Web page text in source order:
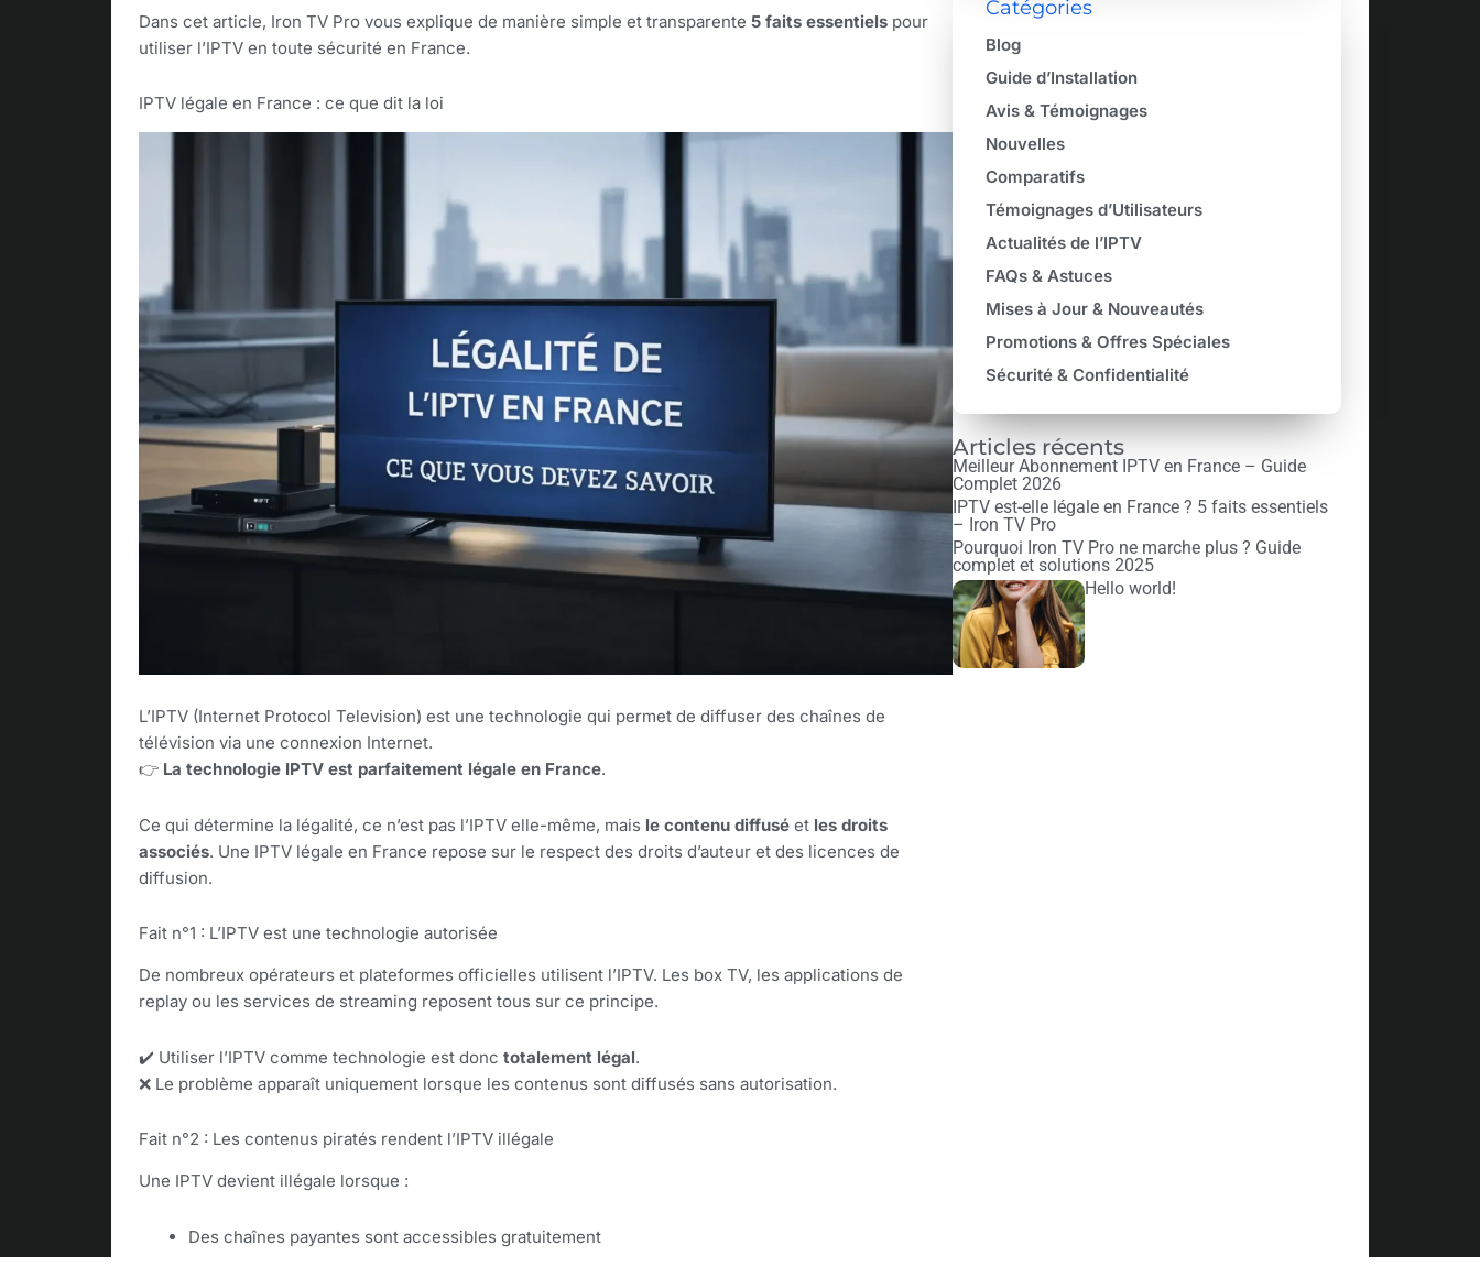
Dans cet article, Iron TV Pro vous explique de manière simple et transparente 5 faits essentielspour
utiliser l’IPTV en toute sécurité en France.
IPTV légale en France : ce que dit la loi
L’IPTV (Internet Protocol Television) est une technologie qui permet de diffuser des chaînes de
télévision via une connexion Internet.
👉 La technologie IPTV est parfaitement légale en France.
Ce qui détermine la légalité, ce n’est pas l’IPTV elle-même, mais le contenu diffuséet les droits
associés. Une IPTV légale en France repose sur le respect des droits d’auteur et des licences de
diffusion.
Fait n°1 : L’IPTV est une technologie autorisée
De nombreux opérateurs et plateformes officielles utilisent l’IPTV. Les box TV, les applications de
replay ou les services de streaming reposent tous sur ce principe.
✔️ Utiliser l’IPTV comme technologie est donc totalement légal.
❌ Le problème apparaît uniquement lorsque les contenus sont diffusés sans autorisation.
Fait n°2 : Les contenus piratés rendent l’IPTV illégale
Une IPTV devient illégale lorsque :
Des chaînes payantes sont accessibles gratuitement
Catégories
Blog
Guide d’Installation
Avis & Témoignages
Nouvelles
Comparatifs
Témoignages d’Utilisateurs
Actualités de l’IPTV
FAQs & Astuces
Mises à Jour & Nouveautés
Promotions & Offres Spéciales
Sécurité & Confidentialité
Articles récents
Meilleur Abonnement IPTV en France – Guide
Complet 2026
IPTV est-elle légale en France ? 5 faits essentiels
– Iron TV Pro
Pourquoi Iron TV Pro ne marche plus ? Guide
complet et solutions 2025
Hello world!